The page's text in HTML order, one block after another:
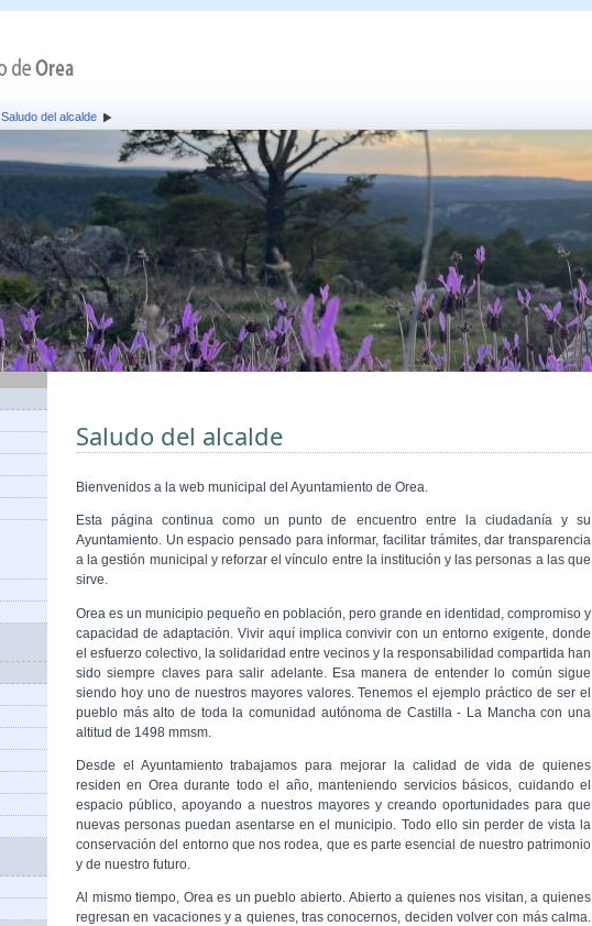
Saludo del alcalde
Saludo del alcalde
Bienvenidos a la web municipal del Ayuntamiento de Orea.
Esta página continua como un punto de encuentro entre la ciudadanía y su
Ayuntamiento. Un espacio pensado para informar, facilitar trámites, dar transparencia
a la gestión municipal y reforzar el vínculo entre la institución y las personas a las que
sirve.
Orea es un municipio pequeño en población, pero grande en identidad, compromiso y
capacidad de adaptación. Vivir aquí implica convivir con un entorno exigente, donde
el esfuerzo colectivo, la solidaridad entre vecinos y la responsabilidad compartida han
sido siempre claves para salir adelante. Esa manera de entender lo común sigue
siendo hoy uno de nuestros mayores valores. Tenemos el ejemplo práctico de ser el
pueblo más alto de toda la comunidad autónoma de Castilla - La Mancha con una
altitud de 1498 mmsm.
Desde el Ayuntamiento trabajamos para mejorar la calidad de vida de quienes
residen en Orea durante todo el año, manteniendo servicios básicos, cuidando el
espacio público, apoyando a nuestros mayores y creando oportunidades para que
nuevas personas puedan asentarse en el municipio. Todo ello sin perder de vista la
conservación del entorno que nos rodea, que es parte esencial de nuestro patrimonio
y de nuestro futuro.
Al mismo tiempo, Orea es un pueblo abierto. Abierto a quienes nos visitan, a quienes
regresan en vacaciones y a quienes, tras conocernos, deciden volver con más calma.